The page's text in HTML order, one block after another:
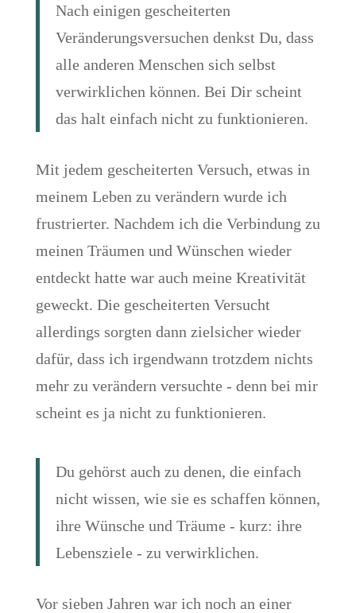
Nach einigen gescheiterten
Veränderungsversuchen denkst Du, dass
alle anderen Menschen sich selbst
verwirklichen können. Bei Dir scheint
das halt einfach nicht zu funktionieren.
Mit jedem gescheiterten Versuch, etwas in
meinem Leben zu verändern wurde ich
frustrierter. Nachdem ich die Verbindung zu
meinen Träumen und Wünschen wieder
entdeckt hatte war auch meine Kreativität
geweckt. Die gescheiterten Versucht
allerdings sorgten dann zielsicher wieder
dafür, dass ich irgendwann trotzdem nichts
mehr zu verändern versuchte - denn bei mir
scheint es ja nicht zu funktionieren.
Du gehörst auch zu denen, die einfach
nicht wissen, wie sie es schaffen können,
ihre Wünsche und Träume - kurz: ihre
Lebensziele - zu verwirklichen.
Vor sieben Jahren war ich noch an einer